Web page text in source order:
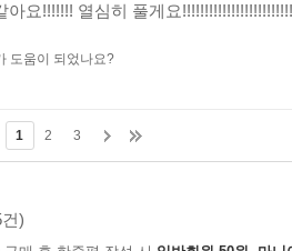
아요!!!!!!! 열심히 풀게요
도움이 되었나요?
1 2 3
)